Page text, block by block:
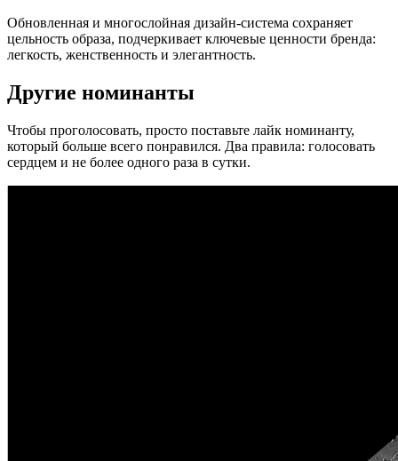
Обновленная и многослойная дизайн-система сохраняет
цельность образа, подчеркивает ключевые ценности бренда:
легкость, женственность и элегантность.
Другие номинанты
Чтобы проголосовать, просто поставьте лайк номинанту,
который больше всего понравился. Два правила: голосовать
сердцем и не более одного раза в сутки.